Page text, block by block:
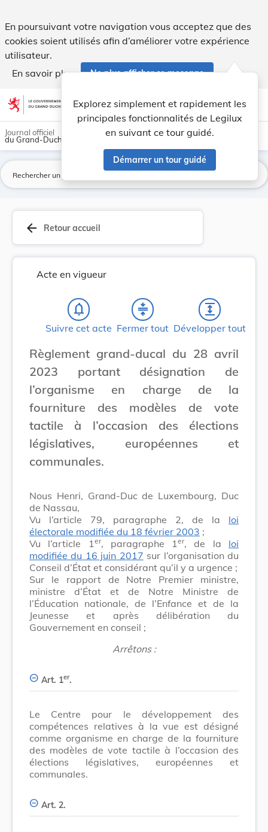
En poursuivant votre navigation vous acceptez que des
cookies soient utilisés afin d’améliorer votre expérience
utilisateur.
En savoir plus
Ne plus afficher ce message
Aller au contenu account_circle help Aide
Explorez simplement et rapidement les
principales fonctionnalités de Legilux
en suivant ce tour guidé.
Démarrer un tour guidé
light_mode dark_mode
Journal officiel
du Grand-Duché de Luxembourg
arrow_back Retour accueil
Acte en vigueur
notifications_none
Suivre cet acte
compress
Fermer tout
expand
Développer tout
Règlement grand-ducal du 28 avril
2023 portant désignation de
l’organisme en charge de la
fourniture des modèles de vote
tactile à l’occasion des élections
législatives, européennes et
communales.
Nous Henri, Grand-Duc de Luxembourg, Duc
de Nassau,
Vu l’article 79, paragraphe 2, de la loi
électorale modifiée du 18 février 2003 ;
Vu l’article 1 er, paragraphe 1er, de la loi
modifiée du 16 juin 2017 sur l’organisation du
Conseil d’État et considérant qu’il y a urgence ;
Sur le rapport de Notre Premier ministre,
ministre d’État et de Notre Ministre de
l’Éducation nationale, de l’Enfance et de la
Jeunesse et après délibération du
Gouvernement en conseil ;
Arrêtons :
Art. 1er.
Le Centre pour le développement des
compétences relatives à la vue est désigné
comme organisme en charge de la fourniture
des modèles de vote tactile à l’occasion des
élections législatives, européennes et
communales.
Art. 2.